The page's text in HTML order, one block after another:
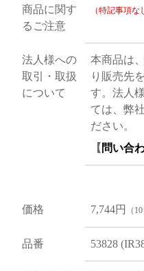
商品に関す
るご注意
（特記事項な
法人様への
取引・取扱
について
本商品は
り販売先
す。法人
ては、弊
ださい。
【 問い合
価格 7,744円 （
品番 53828